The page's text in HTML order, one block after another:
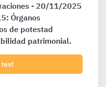
- 20/11/2025
Órganos
de potestad
patrimonial.
test